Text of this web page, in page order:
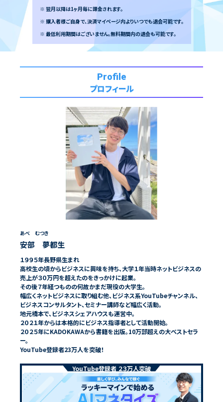
※ 翌月以降は1ヶ月毎に課金されます。
※ 購入者様ご自身で、決済マイページ内よりいつでも退会可能です。
※ 最低利用期間はございません。無料期間内の退会も可能です。
Profile
プロフィール
あべ むつき
安部 夢都生
１９９５年長野県生まれ
高校生の頃からビジネスに興味を持ち、大学１年当時ネットビジネスの
売上が３０万円を超えたのをきっかけに起業。
その後７年経つものの何故かまだ現役の大学生。
幅広くネットビジネスに取り組む他、ビジネス系YouTubeチャンネル、
ビジネスコンサルタント、セミナー講師など幅広く活動。
地元橋本で、ビジネスシェアハウスも運営中。
２０２１年からは本格的にビジネス指導者として活動開始。
２０２５年にKADOKAWAから書籍を出版。10万部超えの大ベストセラ
ー。
YouTube登録者23万人を突破！
YouTube登録者 ２３万人突破